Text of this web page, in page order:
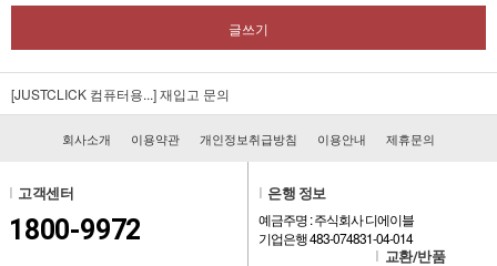
글쓰기
[JUSTCLICK 컴퓨터용...]재입고 문의
회사소개 이용약관 개인정보취급방침 이용안내 제휴문의
고객센터
1800-9972
은행 정보
예금주명 : 주식회사 디에이블
기업은행 483-074831-04-014
교환/반품